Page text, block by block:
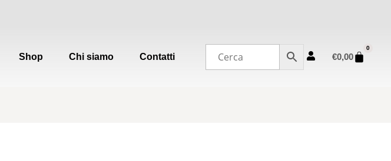
Shop Chi siamo Contatti €0,00
0